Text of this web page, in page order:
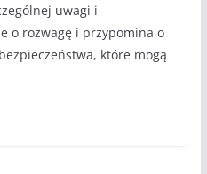
uwagi i
o rozwagę i przypomina o
które mogą